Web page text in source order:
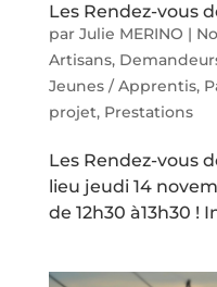
Les Rendez-vous
par Julie MERINO |
Artisans,
Jeunes / Apprentis,
projet, Prestations
Les Rendez-vous
lieu jeudi 14
de 12h30 à13h30 !